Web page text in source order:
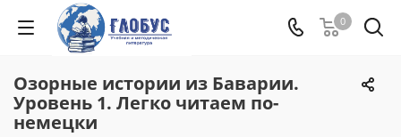
0
Озорные истории из Баварии.
Уровень 1. Легко читаем по-
немецки